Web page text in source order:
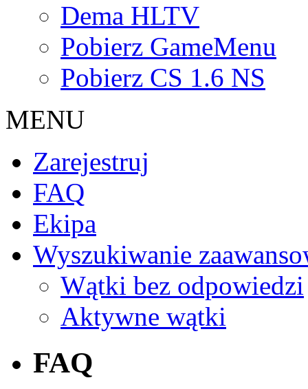
Dema HLTV
Pobierz GameMenu
Pobierz CS 1.6 NS
MENU
Zarejestruj
FAQ
Ekipa
Wyszukiwanie
Wątki bez odpowiedzi
Aktywne wątki
FAQ